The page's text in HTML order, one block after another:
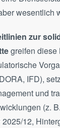
wesentlich
zur
greifen diese
IFD),
und
(z.
12,